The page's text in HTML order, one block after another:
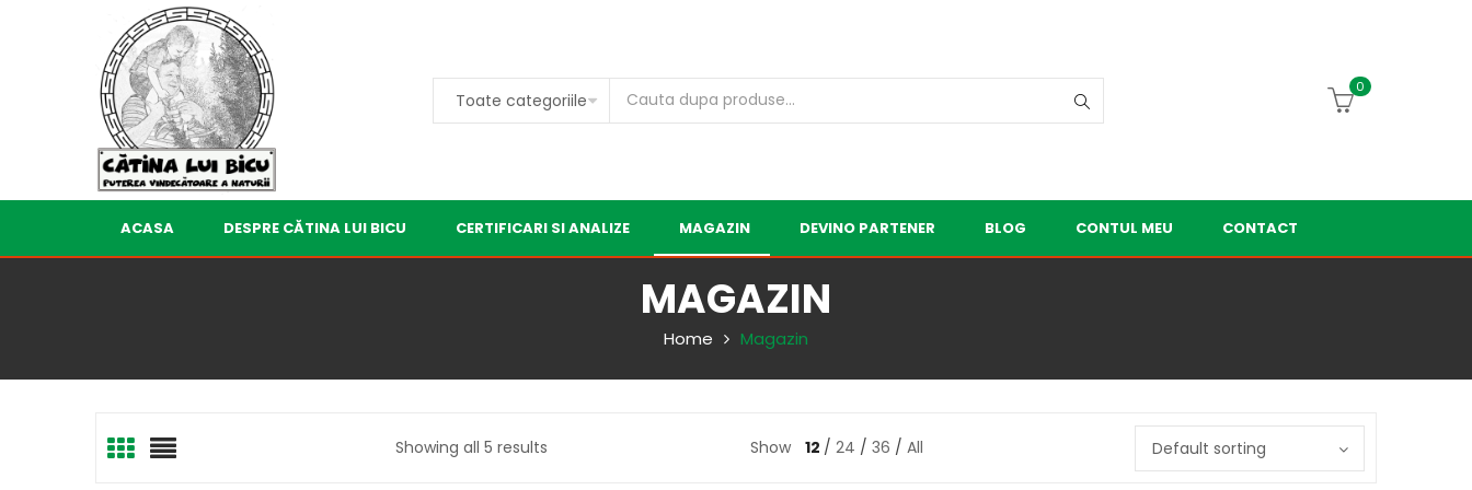
0
ACASA DESPRE CĂTINA LUI BICU CERTIFICARI SI ANALIZE MAGAZIN DEVINO PARTENER BLOG CONTUL MEU CONTACT
MAGAZIN
Home Magazin
Showing all 5 results Show 12 24 36 All Default sorting